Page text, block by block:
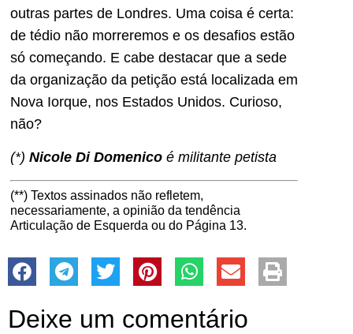
outras partes de Londres. Uma coisa é certa:
de tédio não morreremos e os desafios estão
só começando. E cabe destacar que a sede
da organização da petição está localizada em
Nova Iorque, nos Estados Unidos. Curioso,
não?
(*) Nicole Di Domenico é militante petista
(**) Textos assinados não refletem,
necessariamente, a opinião da tendência
Articulação de Esquerda ou do Página 13.
Deixe um comentário